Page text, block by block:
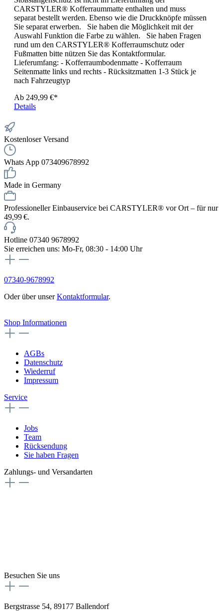
CARSTYLER® Kofferraummatte enthalten und muss
separat bestellt werden. Ebenso wie die Druckknöpfe müssen
Sie separat erwerben. Sie haben die Möglichkeit mit der
Auswahl Funktion die Farbe zu wählen. Sie haben Fragen
rund um den CARSTYLER® Kofferraumschutz oder
Fußmatten bitte nützen Sie das Kontaktformular.
Lieferumfang: - Kofferraumbodenmatte - Kofferraum
Seitenmatte links und rechts - Rücksitzmatten 1-3 Stück je
nach Fahrzeugtyp
Ab 249,99 €*
Details
Kostenloser Versand
Whats App 073409678992
Made in Germany
Professioneller Einbauservice bei CARSTYLER® vor Ort – für nur
49,99 €.
Hotline 07340 9678992
Sie erreichen uns: Mo-Fr, 08:30 - 14:00 Uhr
07340-9678992
Oder über unserKontaktformular.
Shop Informationen
AGBs
Datenschutz
Wiederruf
Impressum
Service
Jobs
Team
Rücksendung
Sie haben Fragen
Zahlungs- und Versandarten
Besuchen Sie uns
Bergstrasse 54, 89177 Ballendorf